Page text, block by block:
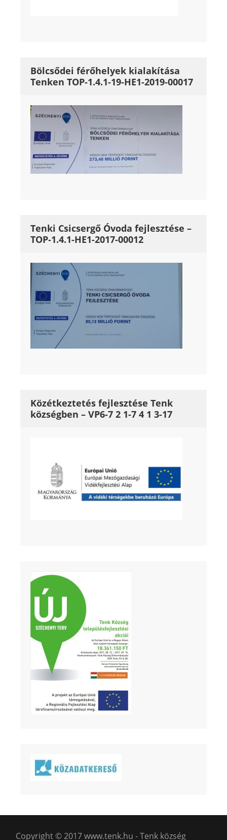
Bölcsődei férőhelyek kialakítása
Tenken TOP-1.4.1-19-HE1-2019-00017
Tenki Csicsergő Óvoda fejlesztése –
TOP-1.4.1-HE1-2017-00012
Közétkeztetés fejlesztése Tenk
községben – VP6-7 2 1-7 4 1 3-17
Copyright © 2017 www.tenk.hu - Tenk község